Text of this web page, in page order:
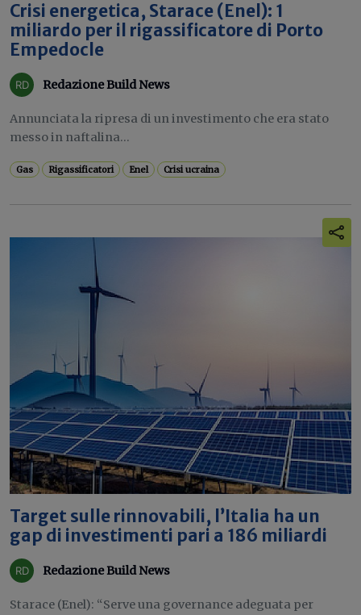
Crisi energetica, Starace (Enel): 1
miliardo per il rigassificatore di Porto
Empedocle
Redazione Build News
Annunciata la ripresa di un investimento che era stato
messo in naftalina...
Gas Rigassificatori Enel Crisi ucraina
Target sulle rinnovabili, l’Italia ha un
gap di investimenti pari a 186 miliardi
Redazione Build News
Starace (Enel): “Serve una governance adeguata per